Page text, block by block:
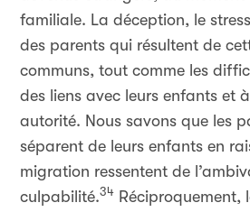
familiale. La déception, le
des parents qui résultent de
communs, tout comme les
des liens avec leurs enfants et
autorité. Nous savons que les
séparent de leurs enfants en
migration ressentent de
culpabilité.34 Réciproquement,